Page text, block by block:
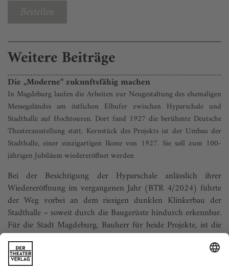
Bestellen
Weitere Beiträge
Die „Moderne“ zukunftsfähig machen
In Magdeburg laufen die Arbeiten zur Neugestaltung des ehemaligen
Messegeländes am östlichen Elbufer zwischen Hyparschale und
Stadthalle auf Hochtouren. Dort fand 1927 die berühmte Deutsche
Theaterausstellung statt. Kernstück des Projekts ist der Umbau der
Stadthalle, einer einzigartigen Ikone von 1927. Sie soll zum 100-
jährigen Jubiläum wiedereröffnet werden
Bei der Besichtigung der Hyparschale anlässlich ihrer
Wiedereröffnung im vergangenen Jahr (BTR 4/2024) führte
der Weg vorbei an dem riesigen dunklen Klinkerbau der
Stadthalle – soweit durch die Baugerüste hindurch erkennbar.
Für die Stadt Magdeburg, Bauherr für beide Projekte, ist die
Erneuerung der Stadthalle ein Kernprojekt zur
Wiederbelebung des Geländes der...